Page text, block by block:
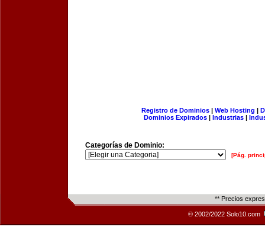
Registro de Dominios| Web Hosting |
Dominios Expirados | Industrias |
Categorías de Dominio:
[Pág.
** Precios
© 2002/2022 Solo10.com